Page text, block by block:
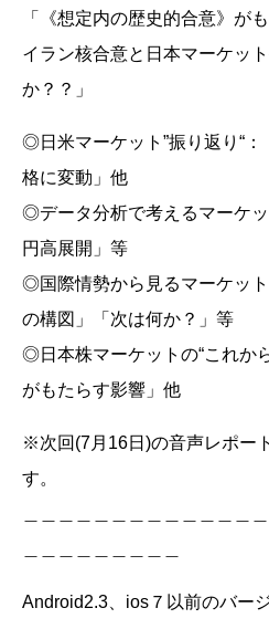
「《想定内の歴史的合意》が
イラン核合意と日本マーケッ
か？？」
◎日米マーケット”振り返り“
格に変動」他
◎データ分析で考えるマーケ
円高展開」等
◎国際情勢から見るマーケッ
の構図」「次は何か？」等
◎日本株マーケットの“これか
がもたらす影響」他
※次回(7月16日)の音声レポー
す。
Android2.3、ios７以前のバー